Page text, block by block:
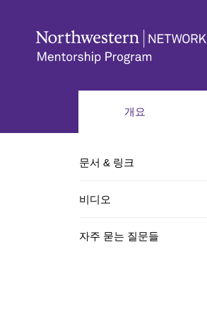
개요
문서 & 링크
비디오
자주 묻는 질문들